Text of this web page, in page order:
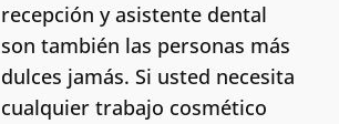
recepción y asistente dental
son también las personas más
dulces jamás. Si usted necesita
cualquier trabajo cosmético